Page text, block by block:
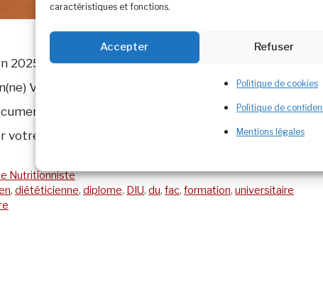
caractéristiques et fonctions.
Accepter Refuser
Politique de cookies
Politique de
Mentions légales
2025 Une liste non exhaustive des possibilités de
Voici un document réalisé par l’AFDN sur des
complet sur l’installation en libéral accessible
votre avis sur les formations en commentaires ! …Lire
Nutritionniste
,diététicienne,diplome, DIU,du,fac,formation,universitaire